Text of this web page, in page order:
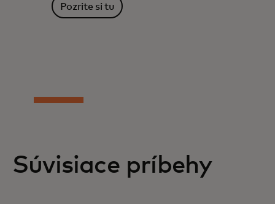
Pozrite si tu
Súvisiace príbehy